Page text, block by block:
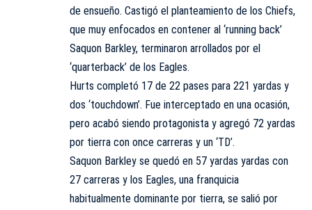
de ensueño. Castigó el planteamiento de los Chiefs,
que muy enfocados en contener al ‘running back’
Saquon Barkley, terminaron arrollados por el
‘quarterback’ de los Eagles.
Hurts completó 17 de 22 pases para 221 yardas y
dos ‘touchdown’. Fue interceptado en una ocasión,
pero acabó siendo protagonista y agregó 72 yardas
por tierra con once carreras y un ‘TD’.
Saquon Barkley se quedó en 57 yardas yardas con
27 carreras y los Eagles, una franquicia
habitualmente dominante por tierra, se salió por